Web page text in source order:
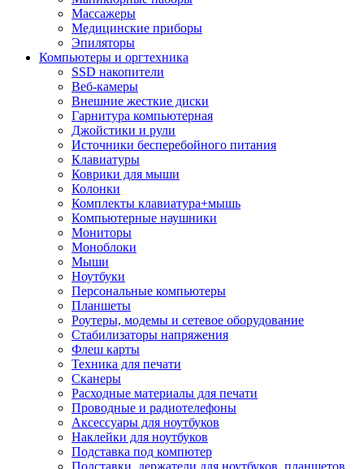
Массажеры
Медицинские приборы
Эпиляторы
Компьютеры и оргтехника
SSD накопители
Веб-камеры
Внешние жесткие диски
Гарнитура компьютерная
Джойстики и рули
Источники бесперебойного питания
Клавиатуры
Коврики для мыши
Колонки
Комплекты клавиатура+мышь
Компьютерные наушники
Мониторы
Моноблоки
Мыши
Ноутбуки
Персональные компьютеры
Планшеты
Роутеры, модемы и сетевое оборудование
Стабилизаторы напряжения
Флеш карты
Техника для печати
Сканеры
Расходные материалы для печати
Проводные и радиотелефоны
Аксессуары для ноутбуков
Наклейки для ноутбуков
Подставка под компютер
Подставки, держатели для ноутбуков, планшетов,